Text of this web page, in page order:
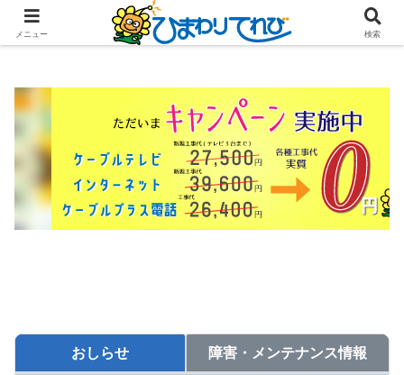
おしらせ 障害・メンテナンス情報
メニュー 検索